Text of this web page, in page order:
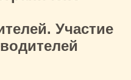
Участие